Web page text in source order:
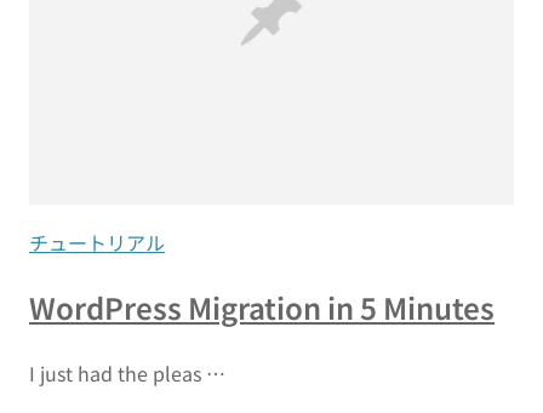
チュートリアル
WordPress Migration in 5 Minutes
I just had the pleas …